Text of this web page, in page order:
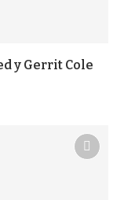
y Gerrit Cole